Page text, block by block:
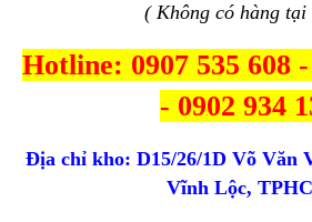
( Không có hàng tại
Hotline: 0907 535 608
- 0902 934
Địa chỉ kho: D15/26/1D Võ Văn
Vĩnh Lộc,